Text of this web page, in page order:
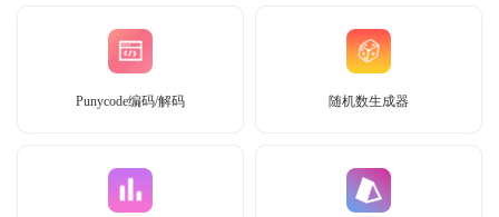
Punycode编码/解码 随机数生成器